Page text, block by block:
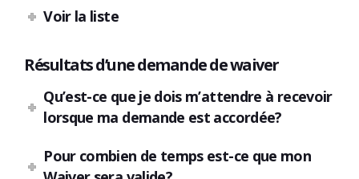
Voir la liste
Résultats d’une demande de waiver
Qu’est-ce que je dois m’attendre à recevoir
lorsque ma demande est accordée?
Pour combien de temps est-ce que mon